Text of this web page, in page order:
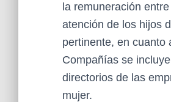
la remuneración
atención de los hijos
pertinente, en cuanto
Compañías se
directorios de las
mujer.